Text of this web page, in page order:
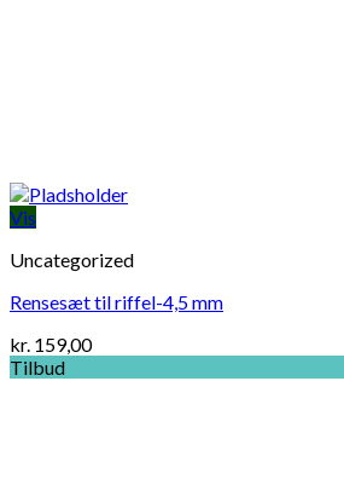
Vis
Uncategorized
Rensesæt til riffel-4,5 mm
kr. 159,00
Tilbud